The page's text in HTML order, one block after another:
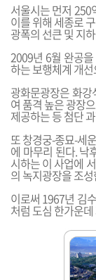
서울시는 먼저 250
이를 위해 세종로
광폭의 선큰 및 지
2009년 6월 완공
하는 보행체계 개
광화문광장은 화
여 품격 높은 광장
제공하는 등 첨단
또 창경궁-종묘-세
에 마무리 된다. 낙
시하는 이 사업에
의 녹지광장을 조
이로써 1967년 김
처럼 도심 한가운